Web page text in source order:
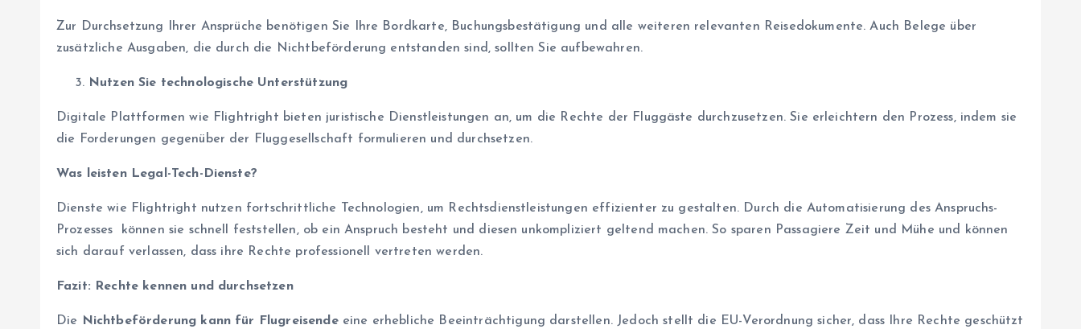
Zur Durchsetzung Ihrer Ansprüche benötigen Sie Ihre Bordkarte, Buchungsbestätigung und alle weiteren relevanten Reisedokumente. Auch Belege über
zusätzliche Ausgaben, die durch die Nichtbeförderung entstanden sind, sollten Sie aufbewahren.
Nutzen Sie technologische Unterstützung
Digitale Plattformen wie Flightright bieten juristische Dienstleistungen an, um die Rechte der Fluggäste durchzusetzen. Sie erleichtern den Prozess, indem sie
die Forderungen gegenüber der Fluggesellschaft formulieren und durchsetzen.
Was leisten Legal-Tech-Dienste?
Dienste wie Flightright nutzen fortschrittliche Technologien, um Rechtsdienstleistungen effizienter zu gestalten. Durch die Automatisierung des Anspruchs-
Prozesses können sie schnell feststellen, ob ein Anspruch besteht und diesen unkompliziert geltend machen. So sparen Passagiere Zeit und Mühe und können
sich darauf verlassen, dass ihre Rechte professionell vertreten werden.
Fazit: Rechte kennen und durchsetzen
Die Nichtbeförderung kann für Flugreisendeeine erhebliche Beeinträchtigung darstellen. Jedoch stellt die EU-Verordnung sicher, dass Ihre Rechte geschützt